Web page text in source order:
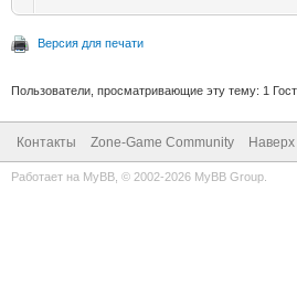
Версия для печати
Пользователи, просматривающие эту тему: 1
Контакты Zone-Game Community Наверх
Работает на MyBB , © 2002-2026 MyBB Group